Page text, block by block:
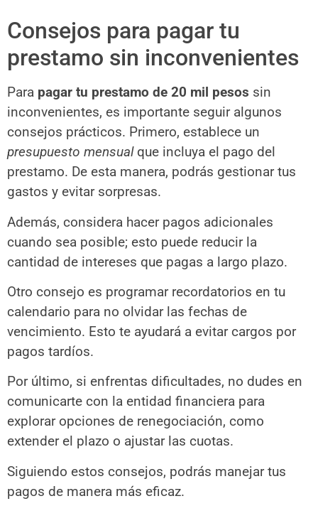
Consejos para pagar tu
prestamo sin inconvenientes
Para pagar tu prestamo de 20 mil pesos sin
inconvenientes, es importante seguir algunos
consejos prácticos. Primero, establece un
presupuesto mensualque incluya el pago del
prestamo. De esta manera, podrás gestionar tus
gastos y evitar sorpresas.
Además, considera hacer pagos adicionales
cuando sea posible; esto puede reducir la
cantidad de intereses que pagas a largo plazo.
Otro consejo es programar recordatorios en tu
calendario para no olvidar las fechas de
vencimiento. Esto te ayudará a evitar cargos por
pagos tardíos.
Por último, si enfrentas dificultades, no dudes en
comunicarte con la entidad financiera para
explorar opciones de renegociación, como
extender el plazo o ajustar las cuotas.
Siguiendo estos consejos, podrás manejar tus
pagos de manera más eficaz.